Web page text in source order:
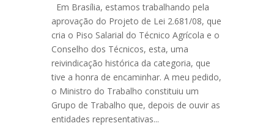
Em Brasília, estamos trabalhando pela
aprovação do Projeto de Lei 2.681/08, que
cria o Piso Salarial do Técnico Agrícola e o
Conselho dos Técnicos, esta, uma
reivindicação histórica da categoria, que
tive a honra de encaminhar. A meu pedido,
o Ministro do Trabalho constituiu um
Grupo de Trabalho que, depois de ouvir as
entidades representativas...